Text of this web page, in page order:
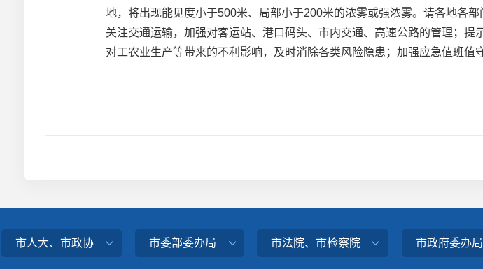
地，将出现能见度小于500米、局部小于200米的浓雾或强浓雾。请各地各
关注交通运输，加强对客运站、港口码头、市内交通、高速公路的管理；
对工农业生产等带来的不利影响，及时消除各类风险隐患；加强应急值班值
市人大、市政协 市委部委办局 市法院、市检察院 市政府委办局